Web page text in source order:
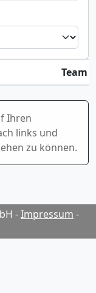
Team
Ihren
links und
zu können.
-Impressum -